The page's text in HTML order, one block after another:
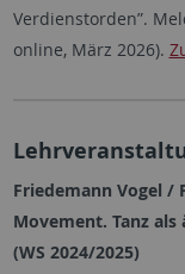
Verdienstorden”.
online, März 2026).
Friedemann Vogel /
Movement. Tanz
(WS 2024/2025)